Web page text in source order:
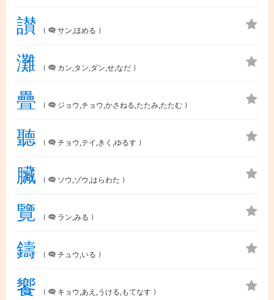
讃 （ サン,ほめる ）
灘 （ カン,タン,ダン,せ,なだ ）
疊 （ ジョウ,チョウ,かさねる,たたみ,たたむ ）
聽 （ チョウ,テイ,きく,ゆるす ）
臟 （ ソウ,ゾウ,はらわた ）
覽 （ ラン,みる ）
鑄 （ チュウ,いる ）
饗 （ キョウ,あえ,うける,もてなす ）